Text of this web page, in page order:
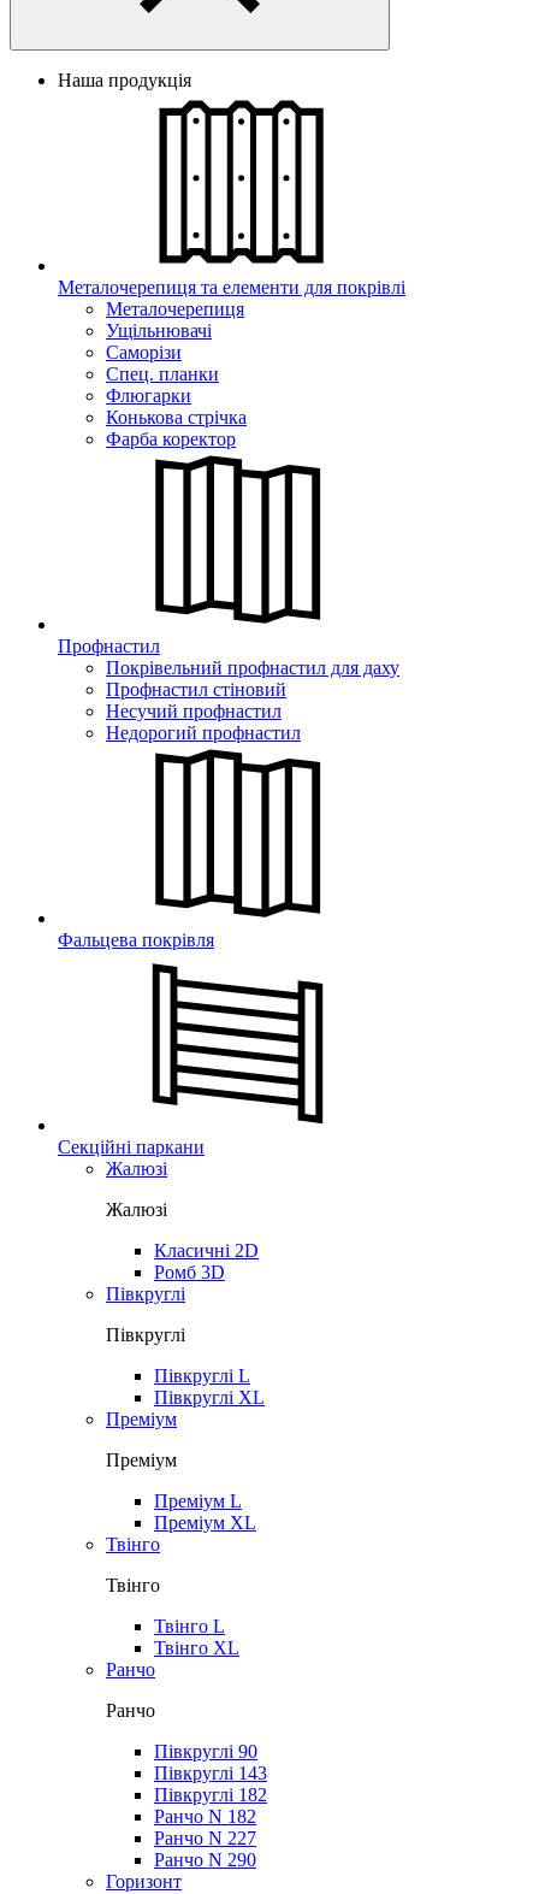
Наша продукція
Металочерепиця та елементи для покрівлі
Металочерепиця
Ущільнювачі
Саморізи
Спец. планки
Флюгарки
Конькова стрічка
Фарба коректор
Профнастил
Покрівельний профнастил для даху
Профнастил стіновий
Несучий профнастил
Недорогий профнастил
Фальцева покрівля
Секційні паркани
Жалюзі
Жалюзі
Класичні 2D
Ромб 3D
Півкруглі
Півкруглі
Півкруглі L
Півкруглі XL
Преміум
Преміум
Преміум L
Преміум XL
Твінго
Твінго
Твінго L
Твінго XL
Ранчо
Ранчо
Півкруглі 90
Півкруглі 143
Півкруглі 182
Ранчо N 182
Ранчо N 227
Ранчо N 290
Горизонт